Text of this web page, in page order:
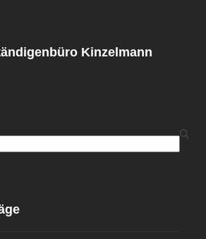
Kinzelmann